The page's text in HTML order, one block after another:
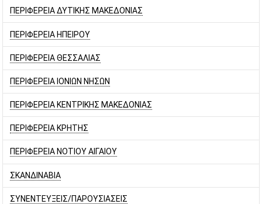
ΠΕΡΙΦΕΡΕΙΑ ΔΥΤΙΚΗΣ ΜΑΚΕΔΟΝΙΑΣ
ΠΕΡΙΦΕΡΕΙΑ ΗΠΕΙΡΟΥ
ΠΕΡΙΦΕΡΕΙΑ ΘΕΣΣΑΛΙΑΣ
ΠΕΡΙΦΕΡΕΙΑ ΙΟΝΙΩΝ ΝΗΣΩΝ
ΠΕΡΙΦΕΡΕΙΑ ΚΕΝΤΡΙΚΗΣ ΜΑΚΕΔΟΝΙΑΣ
ΠΕΡΙΦΕΡΕΙΑ ΚΡΗΤΗΣ
ΠΕΡΙΦΕΡΕΙΑ ΝΟΤΙΟΥ ΑΙΓΑΙΟΥ
ΣΚΑΝΔΙΝΑΒΙΑ
ΣΥΝΕΝΤΕΥΞΕΙΣ/ΠΑΡΟΥΣΙΑΣΕΙΣ